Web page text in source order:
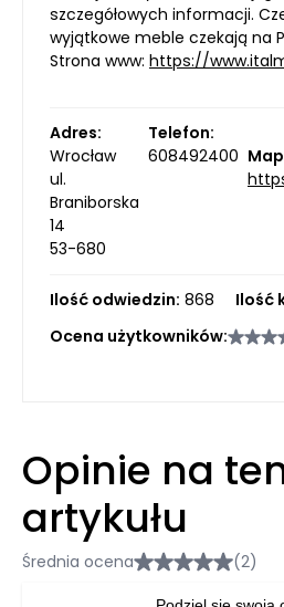
szczegółowych informacji.
wyjątkowe meble czekają na
Strona www: https://
Adres:
Wrocław
ul.
Braniborska
14
53-680
Telefon:
608492400
Ilość odwiedzin: 868 Ilość
Ocena użytkowników:
Opinie na
artykułu
Średnia ocena (2)